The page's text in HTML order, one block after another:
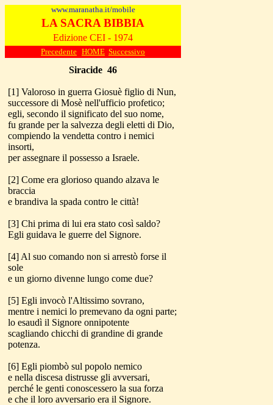
www.maranatha.it/mobile
LA SACRA BIBBIA
Edizione CEI - 1974
Precedente HOME Successivo
Siracide 46
[1] Valoroso in guerra Giosuè figlio di Nun,
successore di Mosè nell'ufficio profetico;
egli, secondo il significato del suo nome,
fu grande per la salvezza degli eletti di Dio,
compiendo la vendetta contro i nemici
insorti,
per assegnare il possesso a Israele.
[2] Come era glorioso quando alzava le
braccia
e brandiva la spada contro le città!
[3] Chi prima di lui era stato così saldo?
Egli guidava le guerre del Signore.
[4] Al suo comando non si arrestò forse il
sole
e un giorno divenne lungo come due?
[5] Egli invocò l'Altissimo sovrano,
mentre i nemici lo premevano da ogni parte;
lo esaudì il Signore onnipotente
scagliando chicchi di grandine di grande
potenza.
[6] Egli piombò sul popolo nemico
e nella discesa distrusse gli avversari,
perché le genti conoscessero la sua forza
e che il loro avversario era il Signore.